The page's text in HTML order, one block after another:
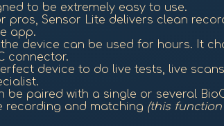
to be extremely easy to use.
pros, Sensor Lite delivers clean
app.
device can be used for hours. It
connector.
device to do live tests, live
be paired with a single or several
recording and matching (this